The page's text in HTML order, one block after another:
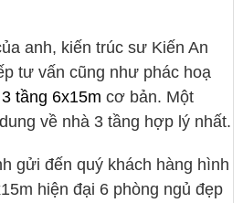
anh, kiến trúc sư Kiến An
tư vấn cũng như phác hoạ
tầng 6x15m cơ bản. Một
về nhà 3 tầng hợp lý nhất.
gửi đến quý khách hàng hình
hiện đại 6 phòng ngủ đẹp